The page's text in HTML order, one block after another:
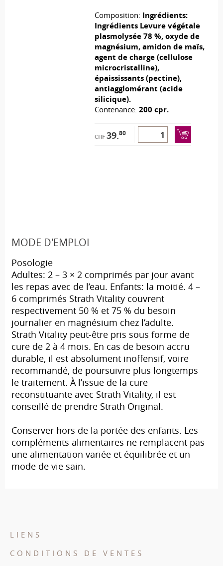
Composition: Ingrédients:
Ingrédients Levure végétale
plasmolysée 78 %, oxyde de
magnésium, amidon de maïs,
agent de charge (cellulose
microcristalline),
épaississants (pectine),
antiagglomérant (acide
silicique).
Contenance: 200 cpr.
CHF 39.80
MODE D'EMPLOI
Posologie
Adultes: 2 – 3 × 2 comprimés par jour avant
les repas avec de l’eau. Enfants: la moitié. 4 –
6 comprimés Strath Vitality couvrent
respectivement 50 % et 75 % du besoin
journalier en magnésium chez l’adulte.
Strath Vitality peut-être pris sous forme de
cure de 2 à 4 mois. En cas de besoin accru
durable, il est absolument inoffensif, voire
recommandé, de poursuivre plus longtemps
le traitement. À l’issue de la cure
reconstituante avec Strath Vitality, il est
conseillé de prendre Strath Original.
Conserver hors de la portée des enfants. Les
compléments alimentaires ne remplacent pas
une alimentation variée et équilibrée et un
mode de vie sain.
LIENS
CONDITIONS DE VENTES